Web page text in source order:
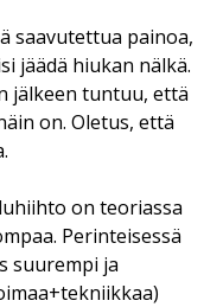
saavutettua painoa,
jäädä hiukan nälkä.
jälkeen tuntuu, että
on. Oletus, että
on teoriassa
Perinteisessä
suurempi ja